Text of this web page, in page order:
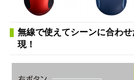
無線で使えてシーンに合わ
現！